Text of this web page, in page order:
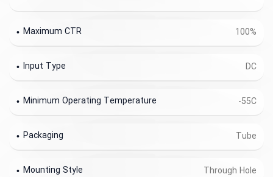
100%
Maximum CTR
DC
Input Type
-55C
Minimum Operating Temperature
Tube
Packaging
Through Hole
Mounting Style